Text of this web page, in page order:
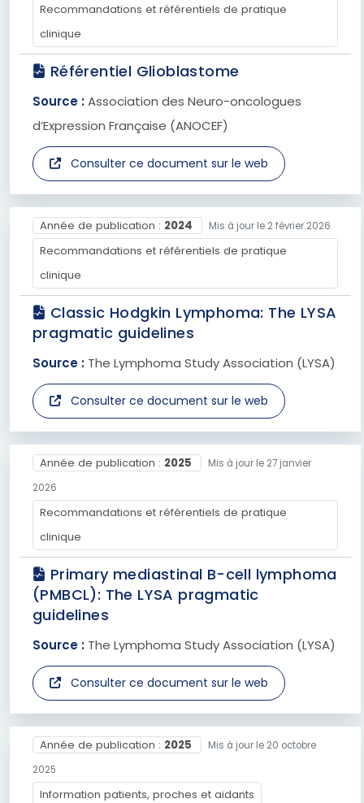
Recommandations et référentiels de pratique
clinique
Référentiel Glioblastome
Source :Association des Neuro-oncologues
d’Expression Française (ANOCEF)
Consulter ce document sur le web
Année de publication : 2024 Mis à jour le 2 février 2026
Recommandations et référentiels de pratique
clinique
Classic Hodgkin Lymphoma: The LYSA
pragmatic guidelines
Source : The Lymphoma Study Association (LYSA)
Consulter ce document sur le web
Année de publication : 2025
Mis à jour le 27 janvier
2026
Recommandations et référentiels de pratique
clinique
Primary mediastinal B-cell lymphoma
(PMBCL): The LYSA pragmatic
guidelines
Source : The Lymphoma Study Association (LYSA)
Consulter ce document sur le web
Année de publication : 2025
Mis à jour le 20 octobre
2025
Information patients, proches et aidants